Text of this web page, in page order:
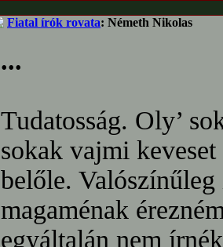
Fiatal írók rovata: Németh Nikolas
...
Tudatosság. Oly’
sokak vajmi
belőle.
magaménak
egyáltalán nem